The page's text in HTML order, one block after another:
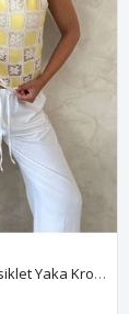
Kadın Yazlık Bisiklet Yaka Kroşata Motifli Güpür Bluz 3D-2343